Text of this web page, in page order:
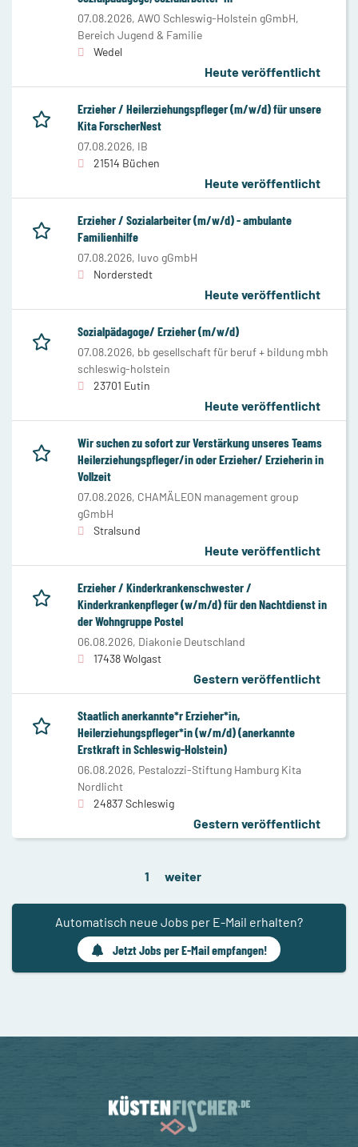
07.08.2026, AWO Schleswig-Holstein gGmbH,
Bereich Jugend & Familie
Wedel
Heute veröffentlicht
Erzieher / Heilerziehungspfleger (m/w/d) für unsere
Kita ForscherNest
07.08.2026, IB
21514 Büchen
Heute veröffentlicht
Erzieher / Sozialarbeiter (m/w/d) - ambulante
Familienhilfe
07.08.2026, Iuvo gGmbH
Norderstedt
Heute veröffentlicht
Sozialpädagoge/ Erzieher (m/w/d)
07.08.2026, bb gesellschaft für beruf + bildung mbh
schleswig-holstein
23701 Eutin
Heute veröffentlicht
Wir suchen zu sofort zur Verstärkung unseres Teams
Heilerziehungspfleger/in oder Erzieher/ Erzieherin in
Vollzeit
07.08.2026, CHAMÄLEON management group
gGmbH
Stralsund
Heute veröffentlicht
Erzieher / Kinderkrankenschwester /
Kinderkrankenpfleger (w/m/d) für den Nachtdienst in
der Wohngruppe Postel
06.08.2026, Diakonie Deutschland
17438 Wolgast
Gestern veröffentlicht
Staatlich anerkannte*r Erzieher*in,
Heilerziehungspfleger*in (w/m/d) (anerkannte
Erstkraft in Schleswig-Holstein)
06.08.2026, Pestalozzi-Stiftung Hamburg Kita
Nordlicht
24837 Schleswig
Gestern veröffentlicht
1 weiter
Automatisch neue Jobs per E-Mail erhalten?
Jetzt Jobs per E-Mail empfangen!